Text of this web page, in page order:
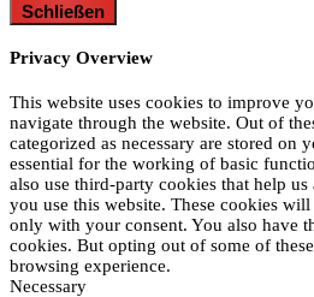
Schließen
Privacy Overview
This website uses cookies to improve
navigate through the website. Out of
categorized as necessary are stored on
essential for the working of basic
also use third-party cookies that help
you use this website. These cookies
only with your consent. You also have
cookies. But opting out of some of
browsing experience.
Necessary